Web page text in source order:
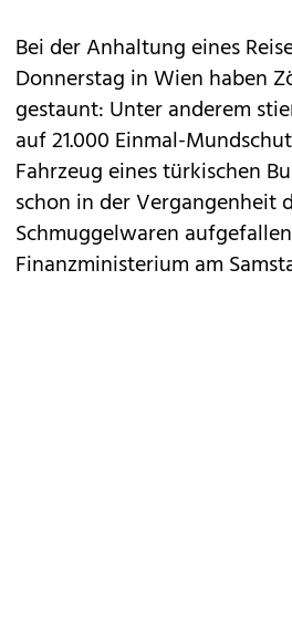
Bei der Anhaltung eines
Donnerstag in Wien haben
gestaunt: Unter anderem
auf 21.000 Einmal-
Fahrzeug eines türkischen
schon in der Vergangenheit
Schmuggelwaren
Finanzministerium am